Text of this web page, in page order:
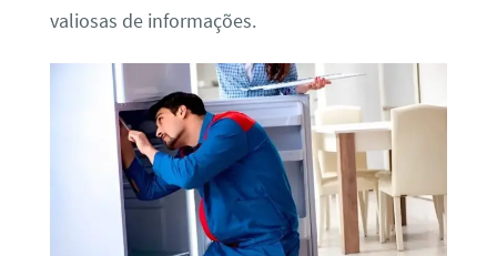
valiosas de informações.